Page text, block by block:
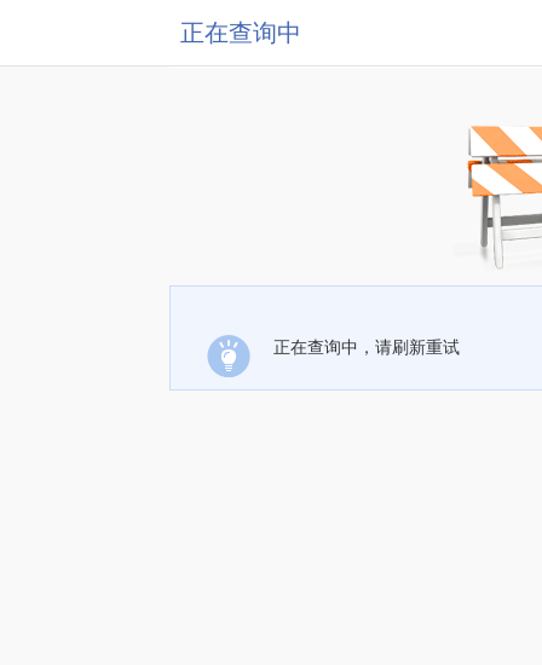
正在查询中
正在查询中，请刷新重试